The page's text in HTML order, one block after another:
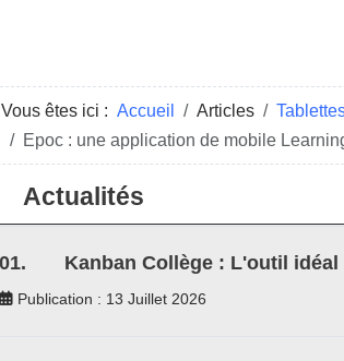
Vous êtes ici : Accueil Articles
Epoc : une application de mobile
Actualités
Kanban Collège : L'outil
Publication : 13 Juillet 2026